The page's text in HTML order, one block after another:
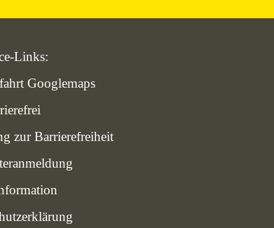
Links:
Googlemaps
zur Barrierefreiheit